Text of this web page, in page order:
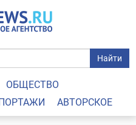
Найти
ОБЩЕСТВО
АВТОРСКОЕ